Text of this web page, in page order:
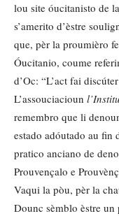
lou site óucitanisto de
s’amerito d’èstre
que, pèr la proumièro
Óucitanio, coume
d’Oc: “L’act fai
L’assouciacioun
remembro que li
estado adóutado au fin
pratico anciano de
Prouvençalo e
Vaqui la pòu, pèr la
Dounc sèmblo èstre